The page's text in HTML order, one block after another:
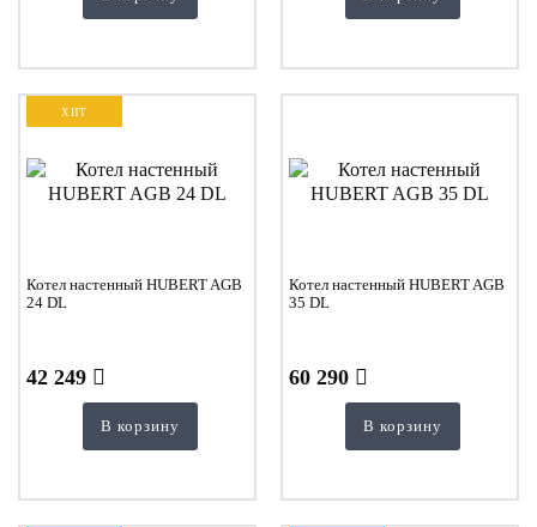
ХИТ
Котел настенный HUBERT AGB
24 DL
42 249
В корзину
Котел настенный HUBERT AGB
35 DL
60 290
В корзину